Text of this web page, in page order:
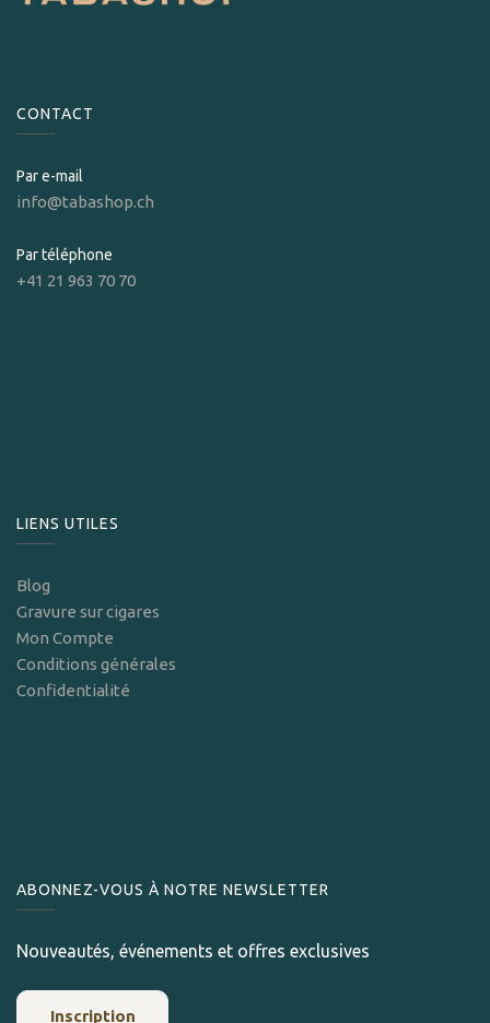
CONTACT
Par e-mail
info@tabashop.ch
Par téléphone
+41 21 963 70 70
LIENS UTILES
Blog
Gravure sur cigares
Mon Compte
Conditions générales
Confidentialité
ABONNEZ-VOUS À NOTRE NEWSLETTER
Nouveautés, événements et offres exclusives
Inscription